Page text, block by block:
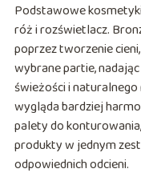
Podstawowe
róż i rozświetlacz.
poprzez tworzenie
wybrane partie,
świeżości i naturalnego
wygląda bardziej
palety do
produkty w jednym
odpowiednich odcieni.